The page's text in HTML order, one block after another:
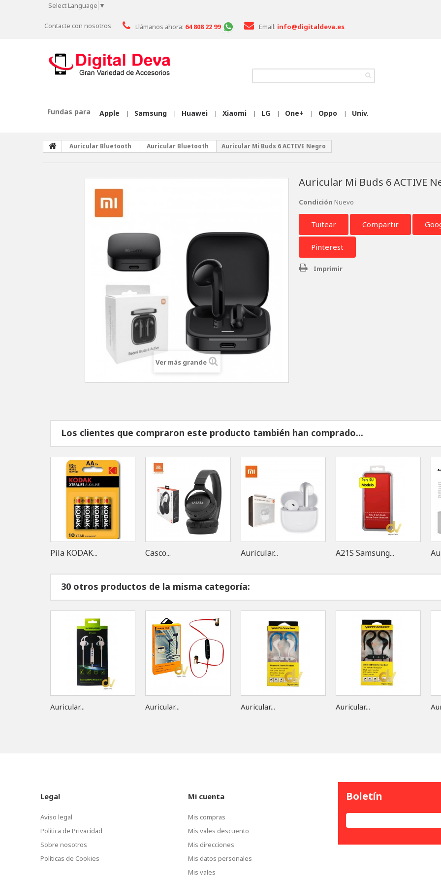
Select Language ▼
Contacte con nosotros Llámanos ahora: 64 808 22 99 Email: info@digitaldeva.es
Apple | Samsung | Huawei | Xiaomi | LG | One+ | Oppo | Univ.
Fundas para
Auricular Bluetooth Auricular Bluetooth Auricular Mi Buds 6 ACTIVE Negro
Ver más grande
Auricular Mi Buds 6 ACTIVE
Condición Nuevo
Tuitear Compartir
Pinterest
Imprimir
Los clientes que compraron este producto también han comprado...
Pila KODAK... Casco... Auricular... A21S Samsung...
30 otros productos de la misma categoría:
Auricular... Auricular... Auricular... Auricular...
Legal
Aviso legal
Política de Privacidad
Sobre nosotros
Políticas de Cookies
Mi cuenta
Mis compras
Mis vales descuento
Mis direcciones
Mis datos personales
Mis vales
Boletín